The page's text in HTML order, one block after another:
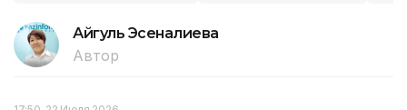
Айгуль Эсеналиева
Автор